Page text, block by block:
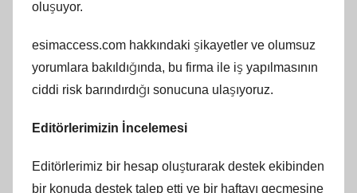
oluşuyor.
esimaccess.com hakkındaki şikayetler ve olumsuz
yorumlara bakıldığında, bu firma ile iş yapılmasının
ciddi risk barındırdığı sonucuna ulaşıyoruz.
Editörlerimizin İncelemesi
Editörlerimiz bir hesap oluşturarak destek ekibinden
bir konuda destek talep etti ve bir haftayı geçmesine